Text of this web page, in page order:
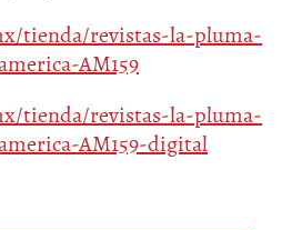
tienda/revistas-la-pluma-
AM159
tienda/revistas-la-pluma-
AM159-digital